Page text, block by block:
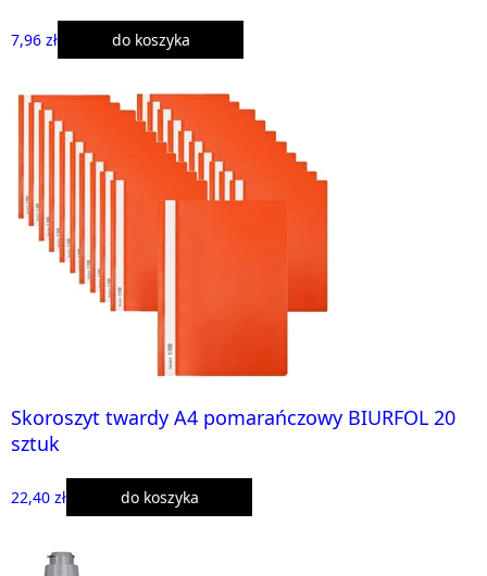
7,96 zł do koszyka
Skoroszyt twardy A4 pomarańczowy BIURFOL 20
sztuk
22,40 zł do koszyka